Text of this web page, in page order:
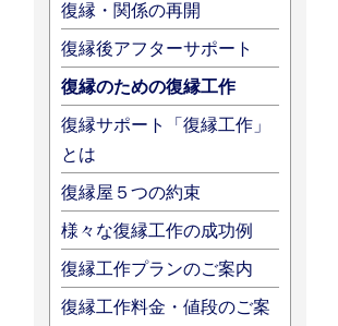
復縁・関係の再開
復縁後アフターサポート
復縁のための復縁工作
復縁サポート「復縁工作」
とは
復縁屋５つの約束
様々な復縁工作の成功例
復縁工作プランのご案内
復縁工作料金・値段のご案